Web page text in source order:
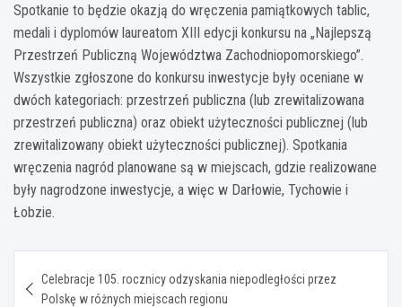
Spotkanie to będzie okazją do wręczenia pamiątkowych tablic,
medali i dyplomów laureatom XIII edycji konkursu na „Najlepszą
Przestrzeń Publiczną Województwa Zachodniopomorskiego”.
Wszystkie zgłoszone do konkursu inwestycje były oceniane w
dwóch kategoriach: przestrzeń publiczna (lub zrewitalizowana
przestrzeń publiczna) oraz obiekt użyteczności publicznej (lub
zrewitalizowany obiekt użyteczności publicznej). Spotkania
wręczenia nagród planowane są w miejscach, gdzie realizowane
były nagrodzone inwestycje, a więc w Darłowie, Tychowie i
Łobzie.
wpisu
Celebracje 105. rocznicy odzyskania niepodległości przez
Polskę w różnych miejscach regionu